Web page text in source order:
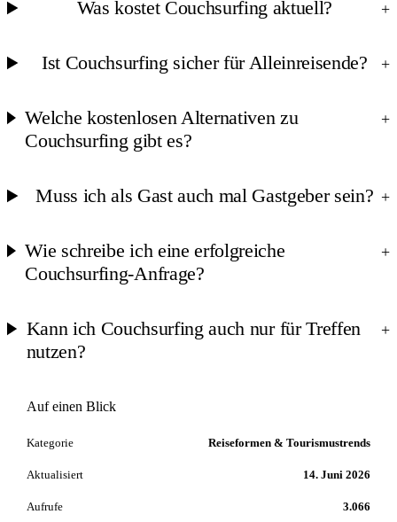
Was kostet Couchsurfing aktuell? +
Ist Couchsurfing sicher für Alleinreisende? +
Welche kostenlosen Alternativen zu
Couchsurfing gibt es?
+
Muss ich als Gast auch mal Gastgeber sein? +
Wie schreibe ich eine erfolgreiche
Couchsurfing-Anfrage?
+
Kann ich Couchsurfing auch nur für Treffen
nutzen?
+
Auf einen Blick
Kategorie Reiseformen & Tourismustrends
Aktualisiert 14. Juni 2026
Aufrufe 3.066